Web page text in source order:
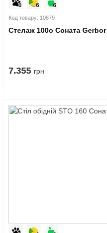
Код товару: 10879
Стелаж 100o Соната Gerbor
7.355 грн